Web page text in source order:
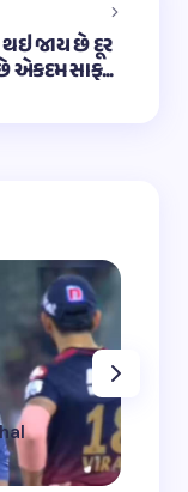
જાય છે દૂર
એકદમ સાફ...
pm May 4,